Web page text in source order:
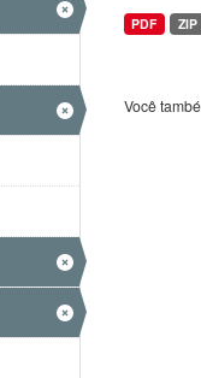
PDF ZIP
Você